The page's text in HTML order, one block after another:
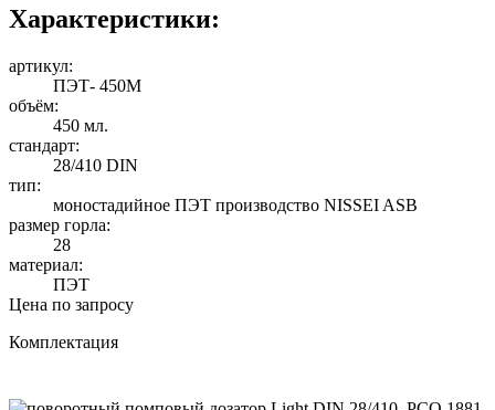
Характеристики:
артикул:
ПЭТ- 450М
объём:
450 мл.
стандарт:
28/410 DIN
тип:
моностадийное ПЭТ производство NISSEI ASB
размер горла:
28
материал:
ПЭТ
Цена по запросу
Комплектация